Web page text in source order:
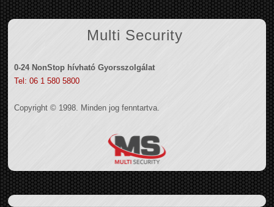
Multi Security
0-24 NonStop hívható Gyorsszolgálat
Tel: 06 1 580 5800
Copyright © 1998. Minden jog fenntartva.